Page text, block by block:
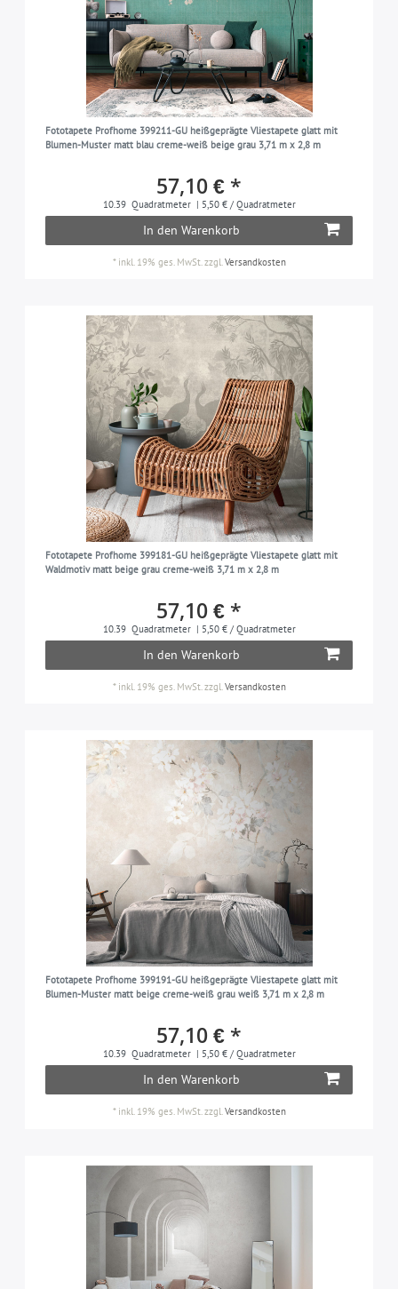
Fototapete Profhome 399211-GU heißgeprägte Vliestapete glatt mit
Blumen-Muster matt blau creme-weiß beige grau 3,71 m x 2,8 m
57,10 € *
10.39 Quadratmeter | 5,50 € / Quadratmeter
In den Warenkorb
* inkl. 19% ges. MwSt. zzgl. Versandkosten
Fototapete Profhome 399181-GU heißgeprägte Vliestapete glatt mit
Waldmotiv matt beige grau creme-weiß 3,71 m x 2,8 m
57,10 € *
10.39 Quadratmeter | 5,50 € / Quadratmeter
In den Warenkorb
* inkl. 19% ges. MwSt.zzgl.Versandkosten
Fototapete Profhome 399191-GU heißgeprägte Vliestapete glatt mit
Blumen-Muster matt beige creme-weiß grau weiß 3,71 m x 2,8 m
57,10 € *
10.39 Quadratmeter | 5,50 € / Quadratmeter
In den Warenkorb
* inkl. 19% ges. MwSt.zzgl.Versandkosten